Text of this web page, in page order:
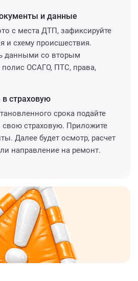
и данные
с места ДТП, зафиксируйте
и схему происшествия.
данными со вторым
полис ОСАГО, ПТС, права,
в страховую
срока подайте
свою страховую. Приложите
Далее будет осмотр, расчет
направление на ремонт.